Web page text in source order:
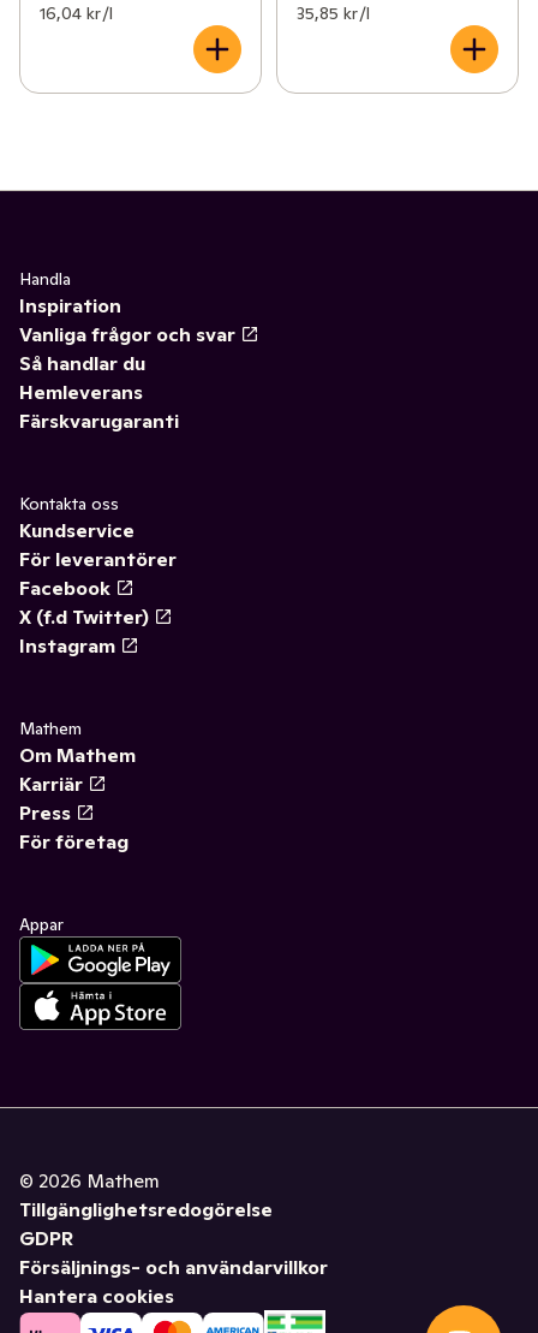
16,04 kr /l 35,85 kr /l
Handla
Inspiration
Vanliga frågor och svar
Så handlar du
Hemleverans
Färskvarugaranti
Kontakta oss
Kundservice
För leverantörer
Facebook
X (f.d Twitter)
Instagram
Mathem
Om Mathem
Karriär
Press
För företag
Appar
© 2026 Mathem
Tillgänglighetsredogörelse
GDPR
Försäljnings- och användarvillkor
Hantera cookies